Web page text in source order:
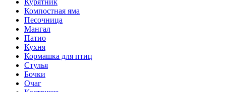
Курятник
Компостная яма
Песочница
Мангал
Патио
Кухня
Кормашка для птиц
Стулья
Бочки
Очаг